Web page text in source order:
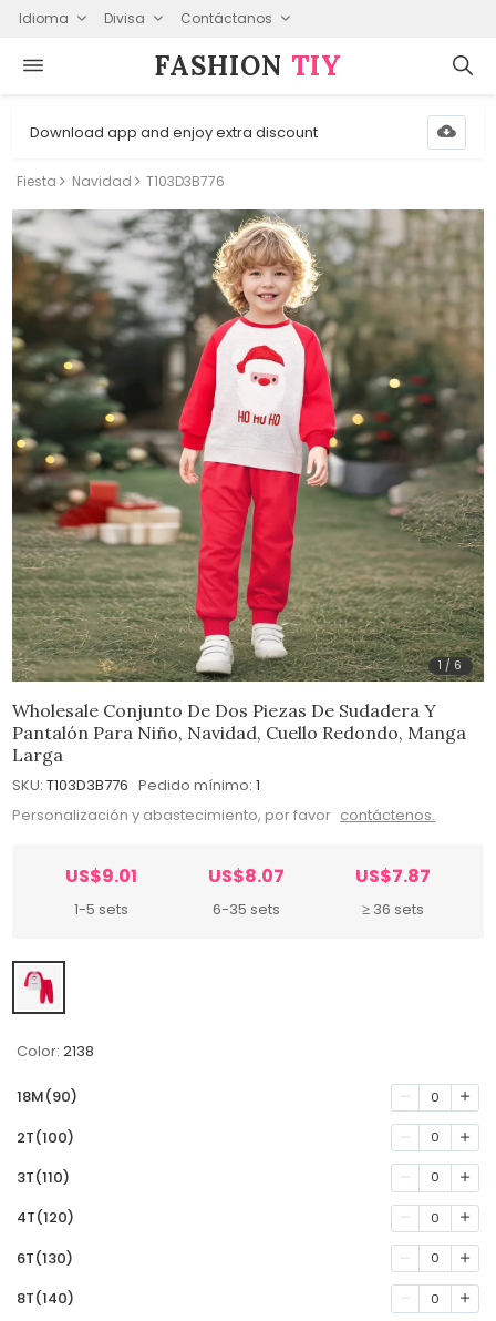
Idioma Divisa Contáctanos
FASHION⁠ TIY
Download app and enjoy extra discount
Fiesta Navidad T103D3B776
1 / 6
Wholesale Conjunto De Dos Piezas De Sudadera Y
Pantalón Para Niño, Navidad, Cuello Redondo, Manga
Larga
SKU: T103D3B776 Pedido mínimo: 1
Personalización y abastecimiento, por favor contáctenos.
US$9.01
1-5 sets
US$8.07
6-35 sets
US$7.87
≥ 36 sets
Color: 2138
18M(90) 0
2T(100) 0
3T(110) 0
4T(120) 0
6T(130) 0
8T(140) 0